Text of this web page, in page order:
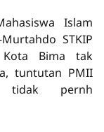
Islam
STKIP
Kota Bima tak
tuntutan PMII
tidak pernh